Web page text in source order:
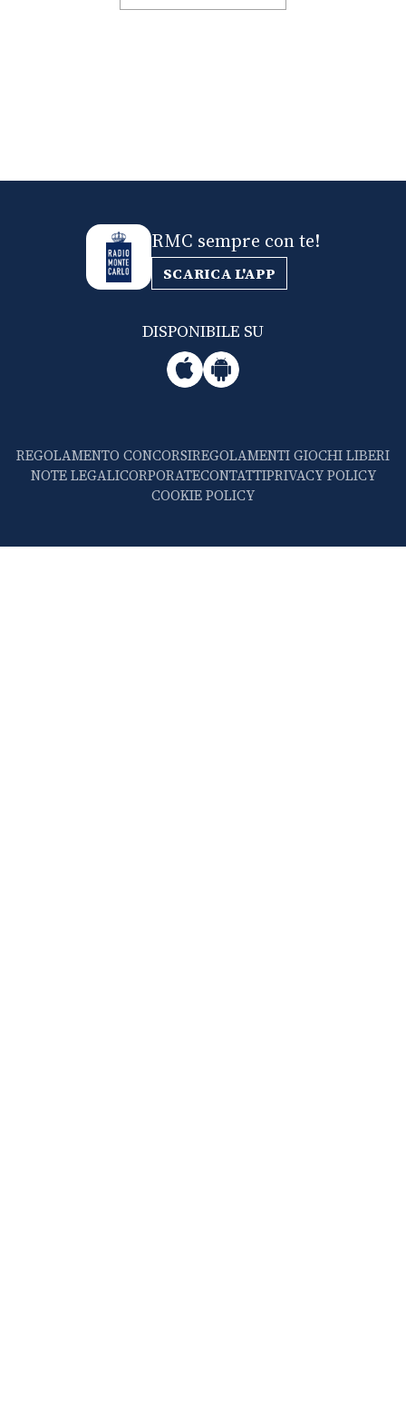
RMC sempre con te!
SCARICA L'APP
DISPONIBILE SU
REGOLAMENTO CONCORSIREGOLAMENTI GIOCHI LIBERI
NOTE LEGALICORPORATECONTATTIPRIVACY POLICY
COOKIE POLICY